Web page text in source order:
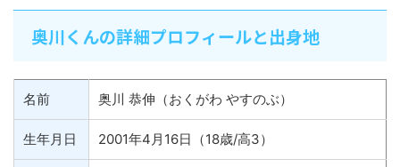
奥川くんの詳細プロフィールと出身地
名前 奥川 恭伸（おくがわ やすのぶ）
生年月日 2001年4月16日（18歳/高3）